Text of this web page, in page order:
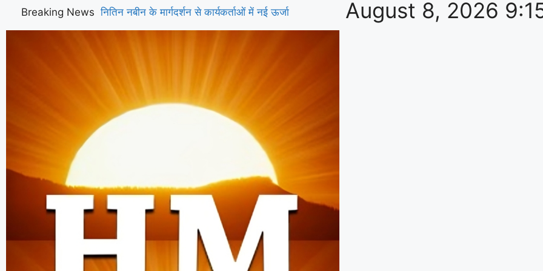
Breaking News नितिन नबीन के मार्गदर्शन से कार्यकर्ताओं में नई ऊर्जा August 8, 2026